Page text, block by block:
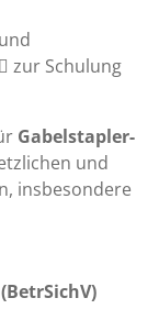
und
zur Schulung
Gabelstapler-
und
insbesondere